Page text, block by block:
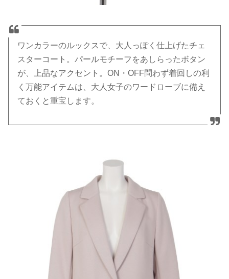
ワンカラーのルックスで、大人っぽく仕上げたチェ
スターコート。パールモチーフをあしらったボタン
が、上品なアクセント。ON・OFF問わず着回しの利
く万能アイテムは、大人女子のワードローブに備え
ておくと重宝します。